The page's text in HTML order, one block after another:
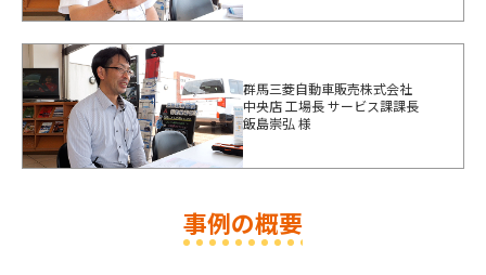
群馬三菱自動車販売株式会社
中央店 工場長 サービス課課長
飯島崇弘 様
事例の概要